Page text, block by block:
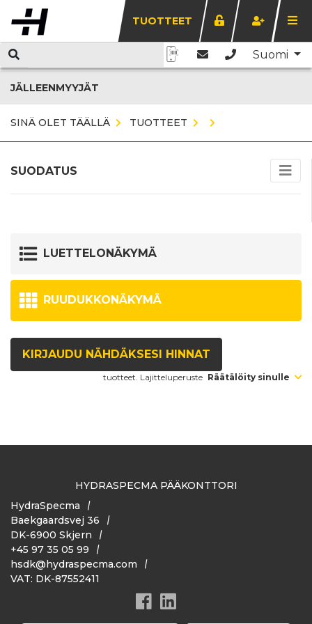
TUOTTEET
Suomi
JÄLLEENMYYJÄT
SINÄ OLET TÄÄLLÄ TUOTTEET
SUODATUS
LUETTELONÄKYMÄ
RUUDUKKONÄKYMÄ
KIRJAUDU NÄHDÄKSESI HINNAT
tuotteet. Lajitteluperuste Räätälöity sinulle
HYDRASPECMA PÄÄKONTTORI
HydraSpecma
Baekgaardsvej 36
DK-6900 Skjern
+45 97 35 05 99
hsdk@hydraspecma.com
VAT: DK-87552411